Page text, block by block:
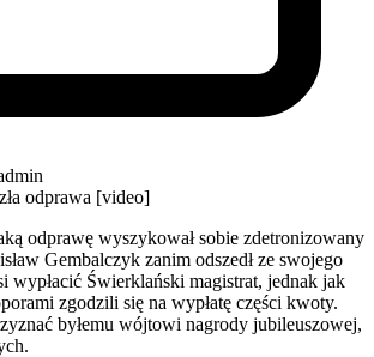
odprawa [video]
odprawę wyszykował sobie zdetronizowany
Gembalczyk zanim odszedł ze swojego
wypłacić Świerklański magistrat, jednak jak
zgodzili się na wypłatę części kwoty.
byłemu wójtowi nagrody jubileuszowej,